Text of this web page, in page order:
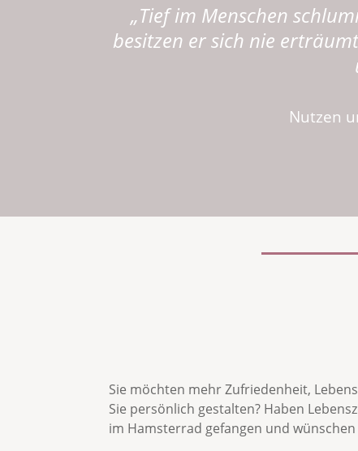
„Tief im Menschen
besitzen er sich nie
Nutzen
Sie möchten mehr Zufriedenheit,
Sie persönlich gestalten? Haben
im Hamsterrad gefangen und